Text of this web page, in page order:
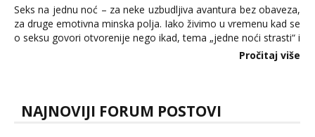
Seks na jednu noć – za neke uzbudljiva avantura bez obaveza,
za druge emotivna minska polja. Iako živimo u vremenu kad se
o seksu govori otvorenije nego ikad, tema „jedne noći strasti“ i
dalje izaziva burne rasprave. Što zapravo misle žene, a što
Pročitaj više
NAJNOVIJI FORUM POSTOVI